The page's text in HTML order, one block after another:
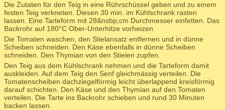
Die Zutaten für den Teig in eine Rührschüssel geben und zu einem
festen Teig verkneten. Diesen 30 min. im Kühlschrank rasten
lassen. Eine Tarteform mit 28&nsbp;cm Durchmesser einfetten. Das
Backrohr auf 180°C Ober-Unterhitze vorheizen.
Die Tomaten waschen, den Stielansatz entfernen und in dünne
Scheiben schneiden. Den Käse ebenfalls in dünne Scheiben
schneiden. Den Thymian von den Stielen zupfen.
Den Teig aus dem Kühlschrank nehmen und die Tarteform damit
auskleiden. Auf dem Teig den Senf gleichmässig verteilen. Die
Tomatenscheiben dachziegelförmig leicht überlappend kreisförmig
darauf schichten. Den Käse und den Thymian auf den Tomaten
verteilen. Die Tarte ins Backrohr schieben und rund 30 Minuten
backen lassen.